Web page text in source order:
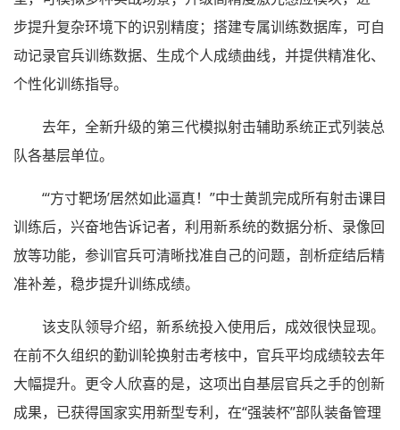
步提升复杂环境下的识别精度；搭建专属训练数据库，可自
动记录官兵训练数据、生成个人成绩曲线，并提供精准化、
个性化训练指导。
去年，全新升级的第三代模拟射击辅助系统正式列装总
队各基层单位。
“‘方寸靶场’居然如此逼真！”中士黄凯完成所有射击课目
训练后，兴奋地告诉记者，利用新系统的数据分析、录像回
放等功能，参训官兵可清晰找准自己的问题，剖析症结后精
准补差，稳步提升训练成绩。
该支队领导介绍，新系统投入使用后，成效很快显现。
在前不久组织的勤训轮换射击考核中，官兵平均成绩较去年
大幅提升。更令人欣喜的是，这项出自基层官兵之手的创新
成果，已获得国家实用新型专利，在“强装杯”部队装备管理